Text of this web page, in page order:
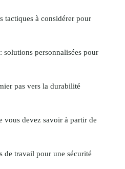
tactiques à considérer pour
solutions personnalisées pour
pas vers la durabilité
vous devez savoir à partir de
de travail pour une sécurité